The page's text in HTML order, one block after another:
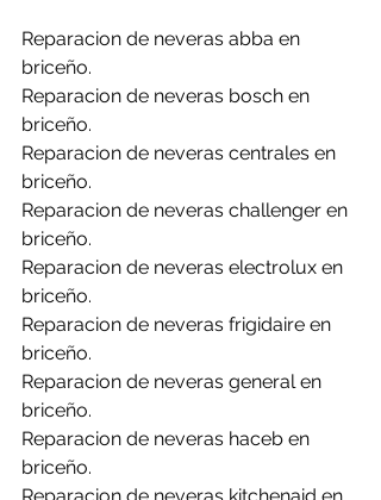
Reparacion de neveras abba en
briceño.
Reparacion de neveras bosch en
briceño.
Reparacion de neveras centrales en
briceño.
Reparacion de neveras challenger en
briceño.
Reparacion de neveras electrolux en
briceño.
Reparacion de neveras frigidaire en
briceño.
Reparacion de neveras general en
briceño.
Reparacion de neveras haceb en
briceño.